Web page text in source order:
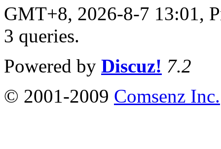
GMT+8, 2026-8-7 13:01,
3 queries.
Powered by Discuz! 7.2
© 2001-2009 Comsenz Inc.